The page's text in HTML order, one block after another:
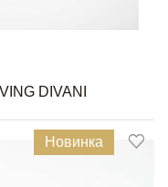
DIVANI
Новинка